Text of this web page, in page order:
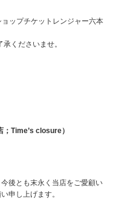
ップチケットレンジャー六本
くださいませ。
Time’s closure）
後とも末永く当店をご愛顧い
申し上げます。